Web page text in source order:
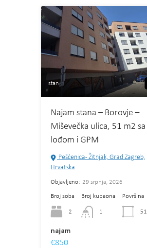
stan
Najam stana – Borovje –
Miševečka ulica, 51 m2 sa
lođom i GPM
Pešćenica - Žitnjak, Grad Zagreb,
Hrvatska
Objavljeno: 29 srpnja, 2026
Broj soba
2
Broj kupaona
1
Površina
51
najam
€850